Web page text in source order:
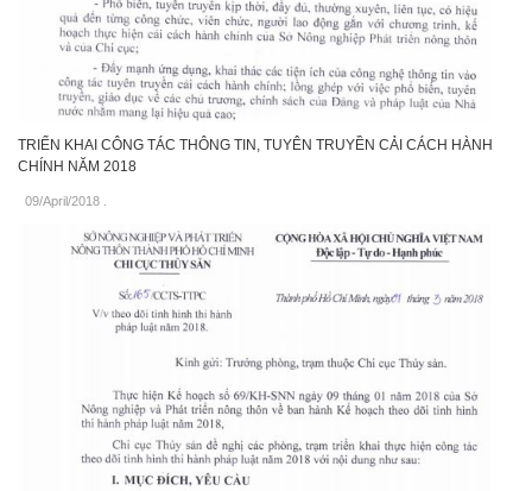
TRIỂN KHAI CÔNG TÁC THÔNG TIN, TUYÊN TRUYỀN CẢI CÁCH HÀNH
CHÍNH NĂM 2018
09/April/2018